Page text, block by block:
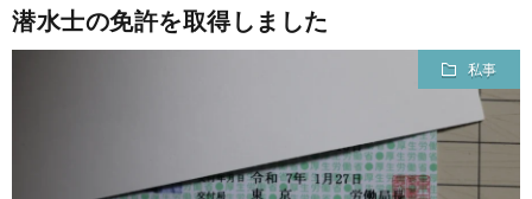
潜水士の免許を取得しました
私事